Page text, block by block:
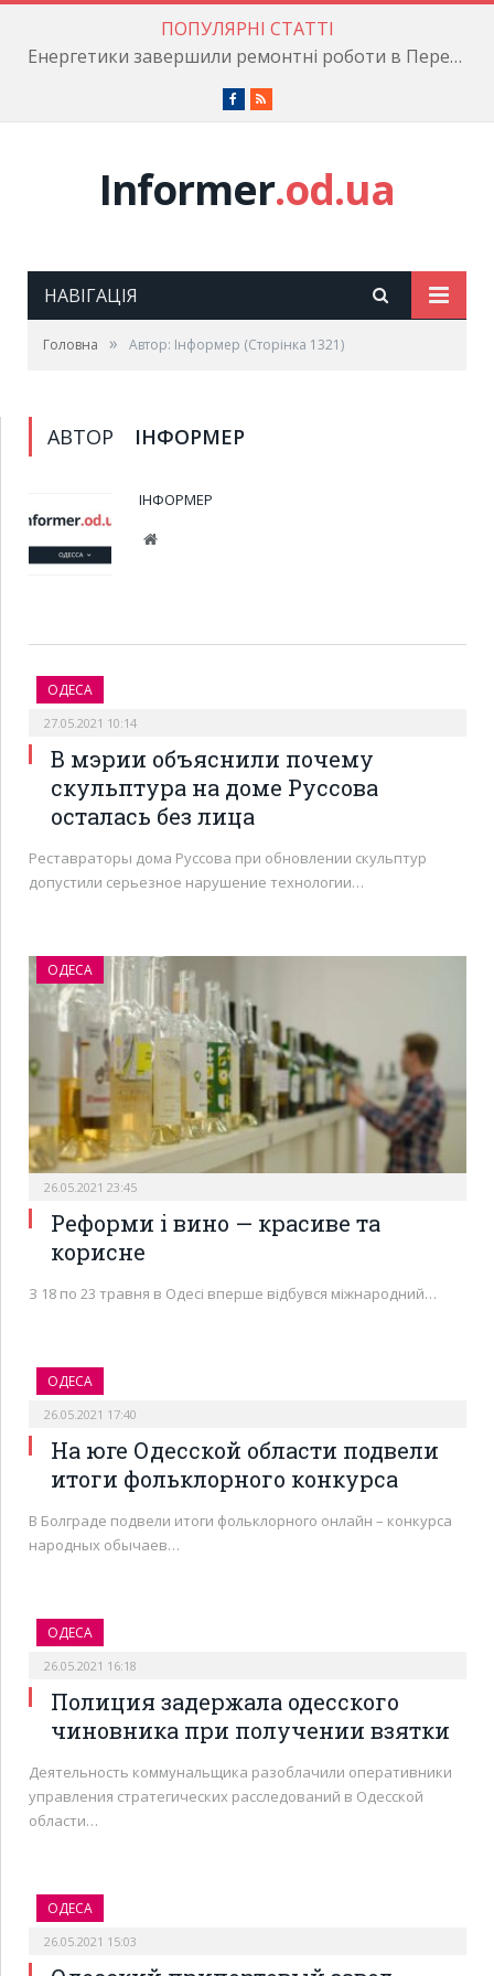
ПОПУЛЯРНІ СТАТТІ
Енергетики завершили ремонтні роботи в Пересипському районі
Facebook
RSS
Informer.od.ua
НАВІГАЦІЯ
Головна » Автор: Інформер (Сторінка 1321)
АВТОР ІНФОРМЕР
ІНФОРМЕР
Веб-
ОДЕСА
27.05.2021 10:14
В мэрии объяснили почему
скульптура на доме Руссова
осталась без лица
Реставраторы дома Руссова при обновлении скульптур
допустили серьезное нарушение технологии…
ОДЕСА
26.05.2021 23:45
Реформи і вино — красиве та
корисне
З 18 по 23 травня в Одесі вперше відбувся міжнародний…
ОДЕСА
26.05.2021 17:40
На юге Одесской области подвели
итоги фольклорного конкурса
В Болграде подвели итоги фольклорного онлайн – конкурса
народных обычаев…
ОДЕСА
26.05.2021 16:18
Полиция задержала одесского
чиновника при получении взятки
Деятельность коммунальщика разоблачили оперативники
управления стратегических расследований в Одесской
области…
ОДЕСА
26.05.2021 15:03